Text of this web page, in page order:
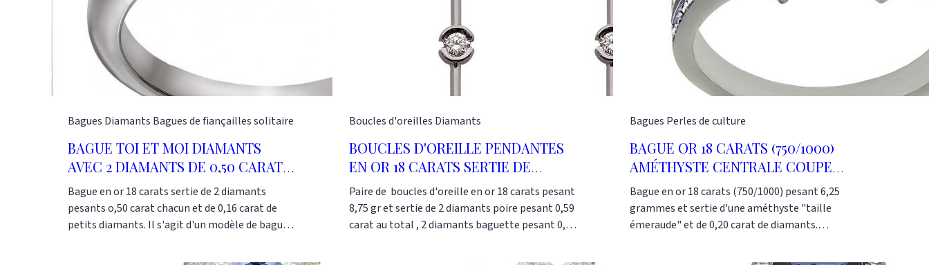
Bagues Diamants Bagues de fiançailles solitaire
BAGUE TOI ET MOI DIAMANTS
AVEC 2 DIAMANTS DE 0,50 CARAT
CHACUN
Bague en or 18 carats sertie de 2 diamants
pesants o,50 carat chacun et de 0,16 carat de
petits diamants. Il s'agit d'un modèle de bague
Boucles d'oreilles Diamants
BOUCLES D'OREILLE PENDANTES
EN OR 18 CARATS SERTIE DE
DIAMANTS
Paire de boucles d'oreille en or 18 carats pesant
8,75 gr et sertie de 2 diamants poire pesant 0,59
carat au total , 2 diamants baguette pesant 0,81
Bagues Perles de culture
BAGUE OR 18 CARATS (750/1000)
AMÉTHYSTE CENTRALE COUPE
ÉMERAUDE AVEC DIAMANTS
Bague en or 18 carats (750/1000) pesant 6,25
grammes et sertie d'une améthyste "taille
émeraude" et de 0,20 carat de diamants.